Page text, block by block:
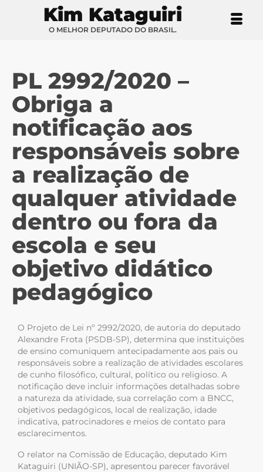
Kim Kataguiri
O MELHOR DEPUTADO DO BRASIL.
PL 2992/2020 –
Obriga a
notificação aos
responsáveis sobre
a realização de
qualquer atividade
dentro ou fora da
escola e seu
objetivo didático
pedagógico
O Projeto de Lei nº 2992/2020, de autoria do deputado
Alexandre Frota (PSDB-SP), determina que instituições
de ensino comuniquem antecipadamente aos pais ou
responsáveis sobre a realização de atividades escolares
de cunho filosófico, cultural, político ou religioso. A
notificação deve incluir informações detalhadas sobre
a natureza da atividade, sua correlação com a BNCC,
objetivos pedagógicos, local de realização, idade
indicativa, patrocinadores e meios de contato para
esclarecimentos.
O relator na Comissão de Educação, deputado Kim
Kataguiri (UNIÃO-SP), apresentou parecer favorável